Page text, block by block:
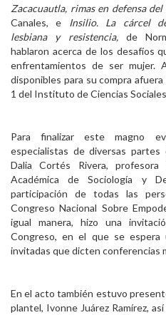
Zacacuautla, rimas en defensa del
Canales, e Insilio. La cárcel
lesbiana y resistencia, de
hablaron acerca de los desafíos
enfrentamientos de ser mujer.
disponibles para su compra
1 del Instituto de Ciencias
Para finalizar este magno
especialistas de diversas
Dalia Cortés Rivera, profesora
Académica de Sociología y
participación de todas las
Congreso Nacional Sobre
igual manera, hizo una
Congreso, en el que se espera
invitadas que dicten conferencias
En el acto también estuvo
plantel, Ivonne Juárez Ramírez,